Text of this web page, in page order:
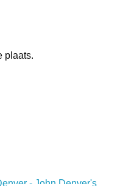
plaats.